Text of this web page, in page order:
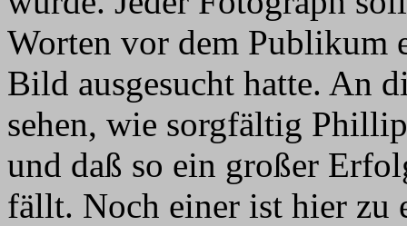
Worten vor dem Publikum
Bild ausgesucht hatte. An
sehen, wie sorgfältig
und daß so ein großer
fällt. Noch einer ist hier zu